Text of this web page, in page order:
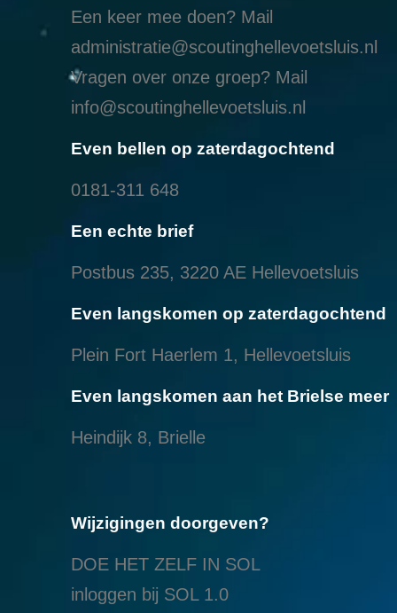
Een keer mee doen? Mail
administratie@scoutinghellevoetsluis.nl
Vragen over onze groep? Mail
info@scoutinghellevoetsluis.nl
Even bellen op zaterdagochtend
0181-311 648
Een echte brief
Postbus 235, 3220 AE Hellevoetsluis
Even langskomen op zaterdagochtend
Plein Fort Haerlem 1, Hellevoetsluis
Even langskomen aan het Brielse meer
Heindijk 8, Brielle
Wijzigingen doorgeven?
DOE HET ZELF IN SOL
inloggen bij SOL 1.0